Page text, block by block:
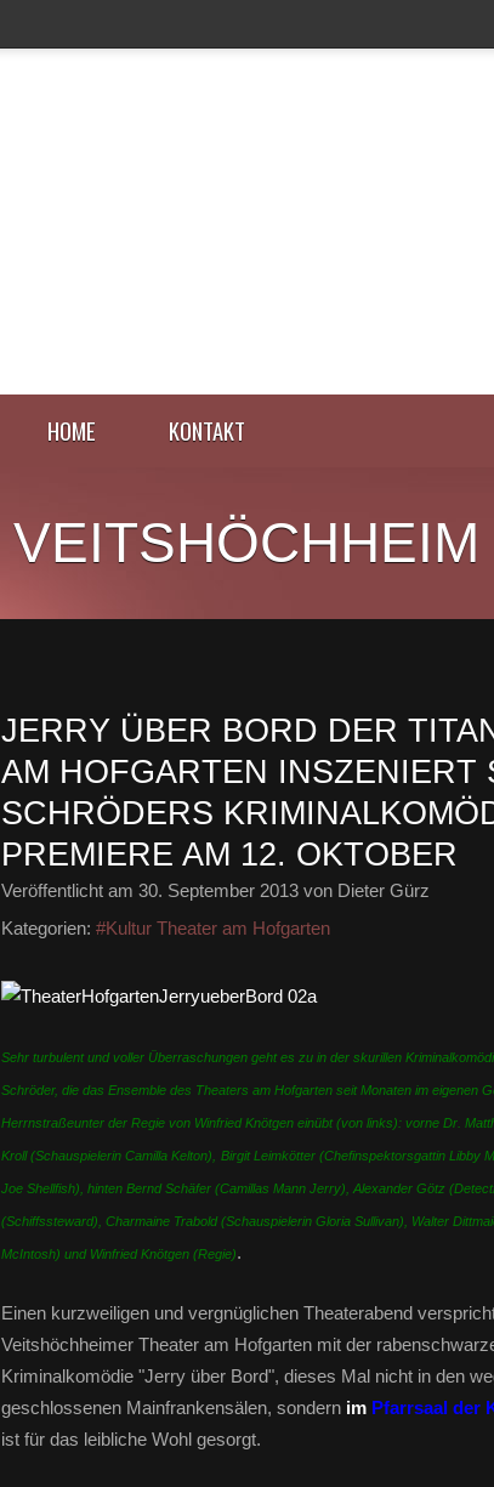
HOME KONTAKT
VEITSHÖCHHEIM
JERRY ÜBER BORD DER
AM HOFGARTEN INSZENIERT
SCHRÖDERS
PREMIERE AM 12. OKTOBER
Veröffentlicht am 30. September 2013 von Dieter Gürz
Kategorien: #Kultur Theater am Hofgarten
Sehr turbulent und voller Überraschungen geht es zu in der skurillen
Schröder, die das Ensemble des Theaters am Hofgarten seit Monaten im eigenen
Herrnstraßeunter der Regie von Winfried Knötgen einübt (von links): vorne Dr.
Kroll (Schauspielerin Camilla Kelton), Birgit Leimkötter (Chefinspektorsgattin Libby
Joe Shellfish), hinten Bernd Schäfer (Camillas Mann Jerry), Alexander Götz
(Schiffssteward), Charmaine Trabold (Schauspielerin Gloria Sullivan), Walter
McIntosh) und Winfried Knötgen (Regie).
Einen kurzweiligen und vergnüglichen Theaterabend
Veitshöchheimer Theater am Hofgarten mit der
Kriminalkomödie "Jerry über Bord", dieses Mal nicht in den
geschlossenen Mainfrankensälen, sondern im Pfarrsaal der
ist für das leibliche Wohl gesorgt.